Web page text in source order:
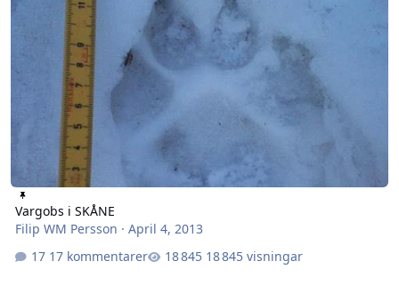
Vargobs i SKÅNE
Filip WM Persson · April 4, 2013
17 kommentarer
18 845 visningar